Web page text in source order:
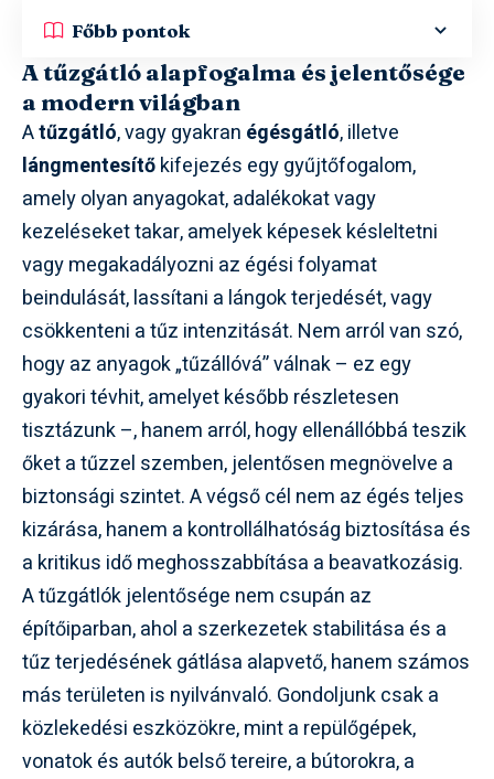
Főbb pontok
A tűzgátló alapfogalma és jelentősége
a modern világban
Atűzgátló, vagy gyakran égésgátló, illetve
lángmentesítőkifejezés egy gyűjtőfogalom,
amely olyan anyagokat, adalékokat vagy
kezeléseket takar, amelyek képesek késleltetni
vagy megakadályozni az égési folyamat
beindulását, lassítani a lángok terjedését, vagy
csökkenteni a tűz intenzitását. Nem arról van szó,
hogy az anyagok „tűzállóvá” válnak – ez egy
gyakori tévhit, amelyet később részletesen
tisztázunk –, hanem arról, hogy ellenállóbbá teszik
őket a tűzzel szemben, jelentősen megnövelve a
biztonsági szintet. A végső cél nem az égés teljes
kizárása, hanem a kontrollálhatóság biztosítása és
a kritikus idő meghosszabbítása a beavatkozásig.
A tűzgátlók jelentősége nem csupán az
építőiparban, ahol a szerkezetek stabilitása és a
tűz terjedésének gátlása alapvető, hanem számos
más területen is nyilvánvaló. Gondoljunk csak a
közlekedési eszközökre, mint a repülőgépek,
vonatok és autók belső tereire, a bútorokra, a